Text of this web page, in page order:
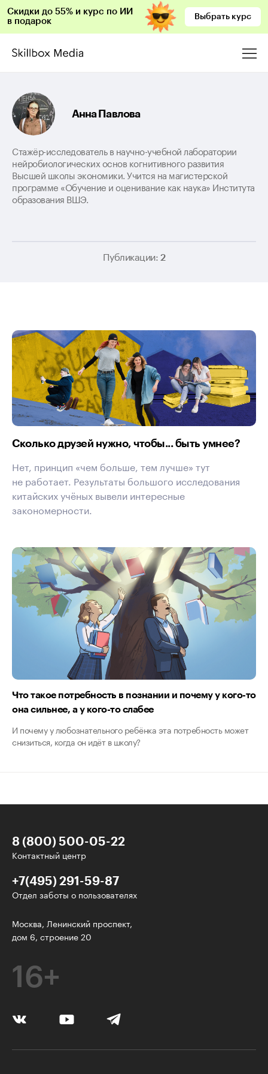
Скидки до 55% и курс по ИИ
в подарок
Выбрать курс
Анна Павлова
Стажёр-исследователь в научно-учебной лаборатории
нейробиологических основ когнитивного развития
Высшей школы экономики. Учится на магистерской
программе «Обучение и оценивание как наука» Института
образования ВШЭ.
Публикации: 2
Сколько друзей нужно, чтобы... быть умнее?
Нет, принцип «чем больше, тем лучше» тут
не работает. Результаты большого исследования
китайских учёных вывели интересные
закономерности.
Что такое потребность в познании и почему у кого-то
она сильнее, а у кого-то слабее
И почему у любознательного ребёнка эта потребность может
снизиться, когда он идёт в школу?
8 (800) 500-05-22
Контактный центр
+7(495) 291-59-87
Отдел заботы о пользователях
Москва, Ленинский проспект,
дом 6, строение 20
16+
У нас есть классные рассылки!
Электронная почта